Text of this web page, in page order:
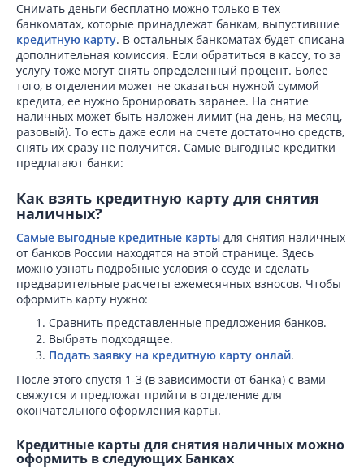
Снимать деньги бесплатно можно только в тех
банкоматах, которые принадлежат банкам, выпустившие
кредитную карту. В остальных банкоматах будет списана
дополнительная комиссия. Если обратиться в кассу, то за
услугу тоже могут снять определенный процент. Более
того, в отделении может не оказаться нужной суммой
кредита, ее нужно бронировать заранее. На снятие
наличных может быть наложен лимит (на день, на месяц,
разовый). То есть даже если на счете достаточно средств,
снять их сразу не получится. Самые выгодные кредитки
предлагают банки:
Как взять кредитную карту для снятия
наличных?
Самые выгодные кредитные карты для снятия наличных
от банков России находятся на этой странице. Здесь
можно узнать подробные условия о ссуде и сделать
предварительные расчеты ежемесячных взносов. Чтобы
оформить карту нужно:
Сравнить представленные предложения банков.
Выбрать подходящее.
Подать заявку на кредитную карту онлай.
После этого спустя 1-3 (в зависимости от банка) с вами
свяжутся и предложат прийти в отделение для
окончательного оформления карты.
Кредитные карты для снятия наличных можно
оформить в следующих Банках